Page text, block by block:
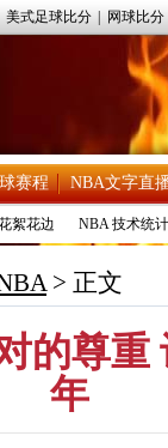
美式足球比分 网球比分
赛程 NBA文字直
絮花边 NBA 技术统计
> 正文
的尊重
年